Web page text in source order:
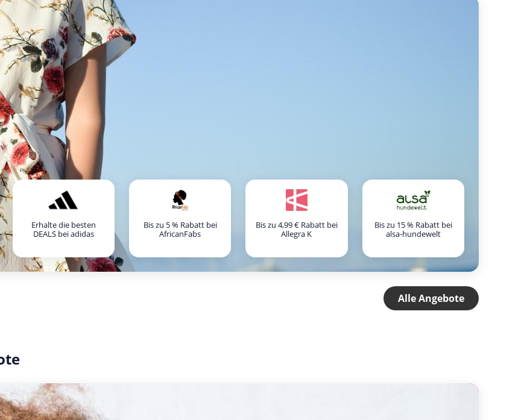
Erhalte die besten
DEALS bei adidas
Bis zu 5 % Rabatt bei
AfricanFabs
Bis zu 4,99 € Rabatt bei
Allegra K
Bis zu 15 % Rabatt bei
alsa-hundewelt
Alle Angebote